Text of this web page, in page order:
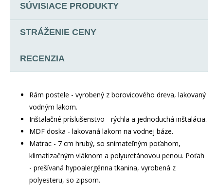
SÚVISIACE PRODUKTY
STRÁŽENIE CENY
RECENZIA
Rám postele - vyrobený z borovicového dreva, lakovaný
vodným lakom.
Inštalačné príslušenstvo - rýchla a jednoduchá inštalácia.
MDF doska - lakovaná lakom na vodnej báze.
Matrac - 7 cm hrubý, so snímateľným poťahom,
klimatizačným vláknom a polyuretánovou penou. Poťah
- prešívaná hypoalergénna tkanina, vyrobená z
polyesteru, so zipsom.